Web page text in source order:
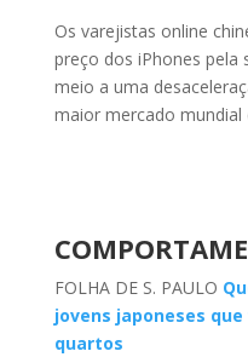
Os varejistas online
preço dos iPhones pela
meio a uma
maior mercado mundial
FOLHA DE S. PAULO
jovens japoneses
quartos